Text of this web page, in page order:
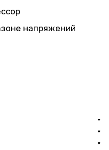
напряжений